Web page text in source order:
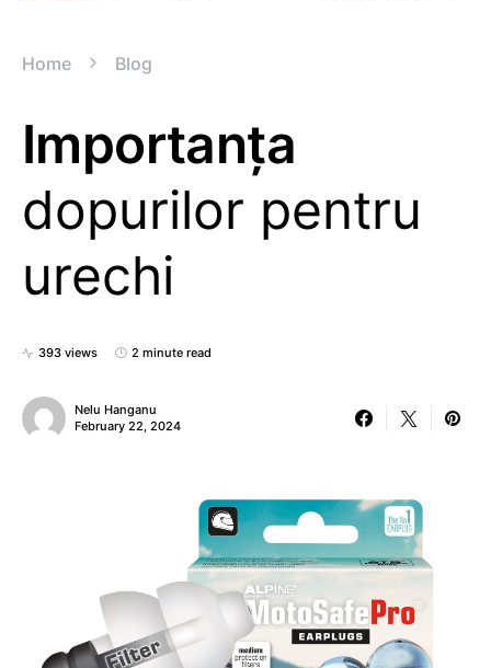
Home Blog
Importanța
dopurilor pentru
urechi
393 views 2 minute read
Nelu Hanganu
February 22, 2024